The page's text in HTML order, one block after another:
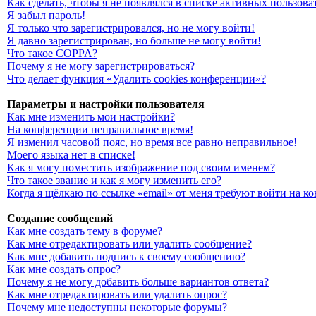
Как сделать, чтобы я не появлялся в списке активных
Я забыл пароль!
Я только что зарегистрировался, но не могу войти!
Я давно зарегистрирован, но больше не могу войти!
Что такое COPPA?
Почему я не могу зарегистрироваться?
Что делает функция «Удалить cookies конференции»?
Параметры и настройки пользователя
Как мне изменить мои настройки?
На конференции неправильное время!
Я изменил часовой пояс, но время все равно неправильное!
Моего языка нет в списке!
Как я могу поместить изображение под своим именем?
Что такое звание и как я могу изменить его?
Когда я щёлкаю по ссылке «email» от меня требуют войти на
Создание сообщений
Как мне создать тему в форуме?
Как мне отредактировать или удалить сообщение?
Как мне добавить подпись к своему сообщению?
Как мне создать опрос?
Почему я не могу добавить больше вариантов ответа?
Как мне отредактировать или удалить опрос?
Почему мне недоступны некоторые форумы?